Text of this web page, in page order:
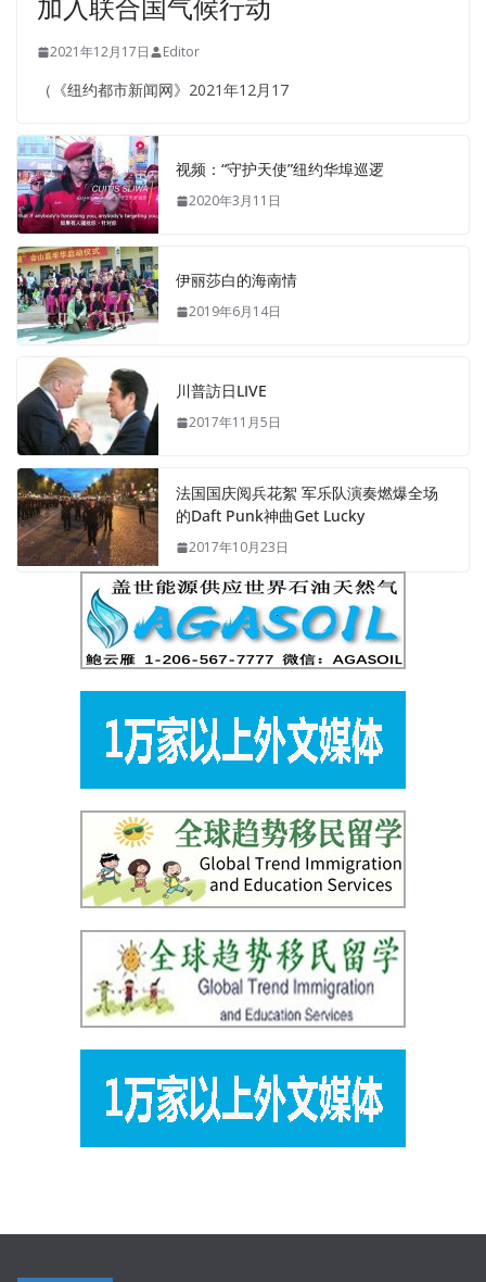
加入联合国气候行动
2021年12月17日 Editor
（《纽约都市新闻网》2021年12月17
视频：“守护天使”纽约华埠巡逻
2020年3月11日
伊丽莎白的海南情
2019年6月14日
川普訪日LIVE
2017年11月5日
法国国庆阅兵花絮 军乐队演奏燃爆全场
的Daft Punk神曲Get Lucky
2017年10月23日